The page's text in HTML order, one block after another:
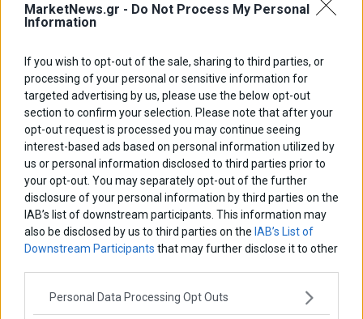
MarketNews.gr - Do Not Process My Personal
Information
If you wish to opt-out of the sale, sharing to third parties, or
processing of your personal or sensitive information for
targeted advertising by us, please use the below opt-out
section to confirm your selection. Please note that after your
opt-out request is processed you may continue seeing
interest-based ads based on personal information utilized by
us or personal information disclosed to third parties prior to
your opt-out. You may separately opt-out of the further
disclosure of your personal information by third parties on the
IAB’s list of downstream participants. This information may
also be disclosed by us to third parties on the IAB’s List of
Downstream Participants that may further disclose it to other
Personal Data Processing Opt Outs
Αποθήκευσε το όνομά μου, email, και τον ιστότοπο μου σε αυτόν
τον πλοηγό για την επόμενη φορά που θα σχολιάσω.
Πλοήγηση
άρθρων
ΠΡΟΗΓΟΥΜΕΝΟ ΑΡΘΡΟ
post:
Δημοσιεύθηκαν τα ονόματα
των 577 της Δημόσιας
Tηλεόρασης
ΕΠΟΜΕΝΟ ΑΡΘΡΟ
Moody΄s: To ΔΝΤ δεν
προφυλάσσει μία χώρα από
την χρεοκοπία